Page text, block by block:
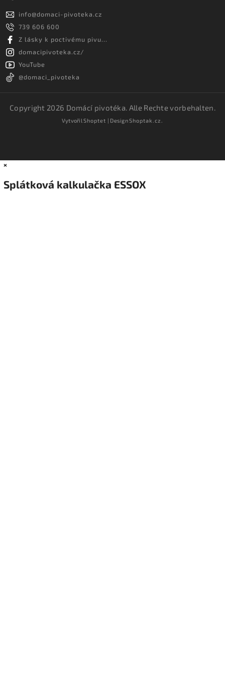
info@domaci-pivoteka.cz
739 606 600
Z lásky k poctivému pivu...
domacipivoteka.cz/
YouTube
@domaci_pivoteka
Copyright 2026 Domácí pivotéka. Alle Rechte vorbehalten.
VytvořilShoptet | DesignShoptak.cz.
×
Splátková kalkulačka ESSOX